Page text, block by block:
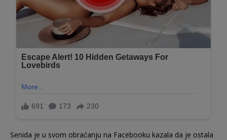
Senida je u svom obraćanju na Facebooku kazala da je ostala